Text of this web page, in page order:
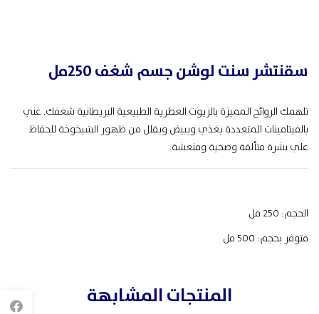
سقنتشر سنت لوشن جسم شغف 250مل
تلهمك الروائح المميزة بالزيوت العطرية الطبيعية البريطانية شغفك. غني
بالفيتامينات المتعددة يغذي ويبيض ويقلل من ظهور الشيخوخة للحفاظ
علي بشرة متألقة وصحية ومنعشة.
الحجم: 250 مل
متوفر بحجم: 500 مل
المنتجات المشابهة